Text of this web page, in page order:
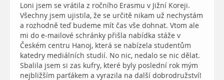
Loni jsem se vrátila z ročního Erasmu v Jižní Koreji.
Všechny jsem ujistila, že se určitě nikam už nechystám
a rozhodně teď budeme mít čas vše dohnat. Vtom ale
mi do e-mailové schránky přišla nabídka stáže v
Českém centru Hanoj, která se nabízela studentům
katedry mediálních studií. No nic, nedalo se nic dělat.
Sbalila jsem si zas kufry, které byly poslední rok mým
nejbližším parťákem a vyrazila na další dobrodružství!